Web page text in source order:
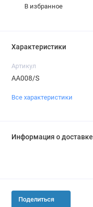
В избранное
Характеристики
Артикул
AA008/S
Все характеристики
Информация о доставке
Поделиться